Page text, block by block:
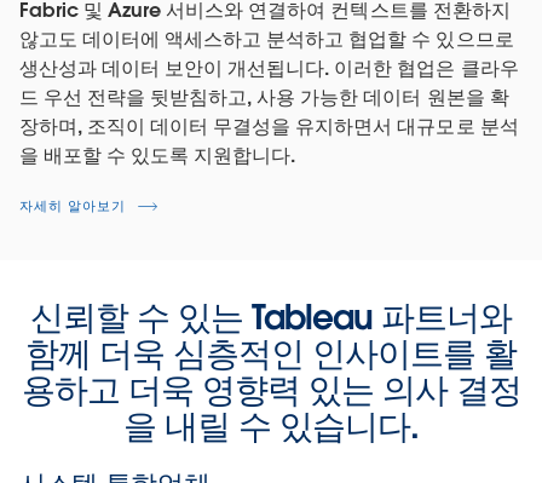
Fabric 및 Azure 서비스와 연결하여 컨텍스트를 전환하지
않고도 데이터에 액세스하고 분석하고 협업할 수 있으므로
생산성과 데이터 보안이 개선됩니다. 이러한 협업은 클라우
드 우선 전략을 뒷받침하고, 사용 가능한 데이터 원본을 확
장하며, 조직이 데이터 무결성을 유지하면서 대규모로 분석
을 배포할 수 있도록 지원합니다.
자세히 알아보기
신뢰할 수 있는 Tableau 파트너와
함께 더욱 심층적인 인사이트를 활
용하고 더욱 영향력 있는 의사 결정
을 내릴 수 있습니다.